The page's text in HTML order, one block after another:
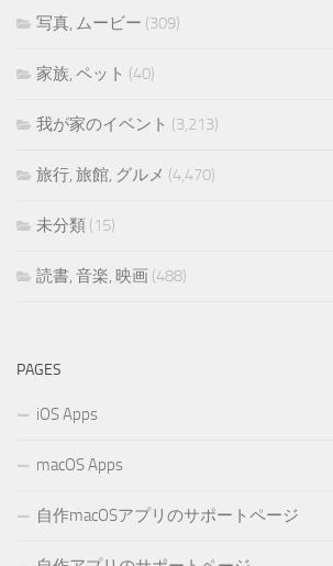
写真, ムービー (309)
家族, ペット (40)
我が家のイベント (3,213)
旅行, 旅館, グルメ (4,470)
未分類 (15)
読書, 音楽, 映画 (488)
PAGES
iOS Apps
macOS Apps
自作macOSアプリのサポートページ